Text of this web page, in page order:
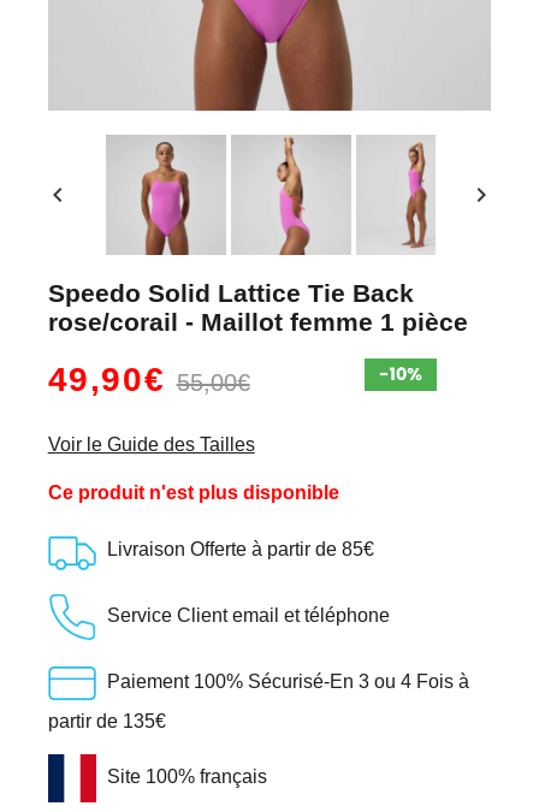
chevron_left chevron_right
Speedo Solid Lattice Tie Back
rose/corail - Maillot femme 1 pièce
49,90€55,00€
Voir le Guide des Tailles
Ce produit n'est plus disponible
Livraison Offerte à partir de 85€
Service Client email et téléphone
Paiement 100% Sécurisé-En 3 ou 4 Fois à
partir de 135€
Site 100% français